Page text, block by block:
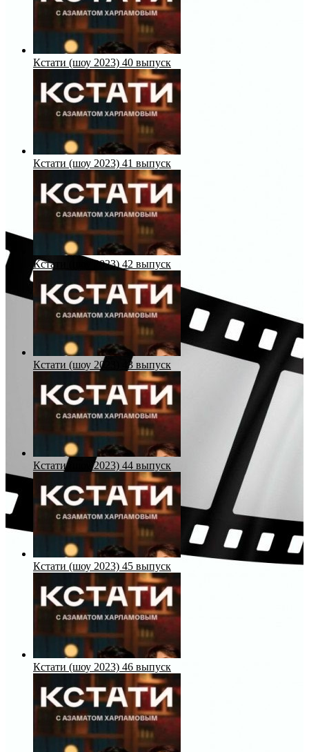
Кстати (шоу 2023) 40 выпуск
Кстати (шоу 2023) 41 выпуск
Кстати (шоу 2023) 42 выпуск
Кстати (шоу 2023) 43 выпуск
Кстати (шоу 2023) 44 выпуск
Кстати (шоу 2023) 45 выпуск
Кстати (шоу 2023) 46 выпуск